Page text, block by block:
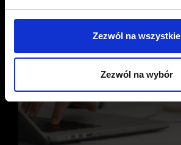
Zezwól na wszystkie
Zezwól na wybór